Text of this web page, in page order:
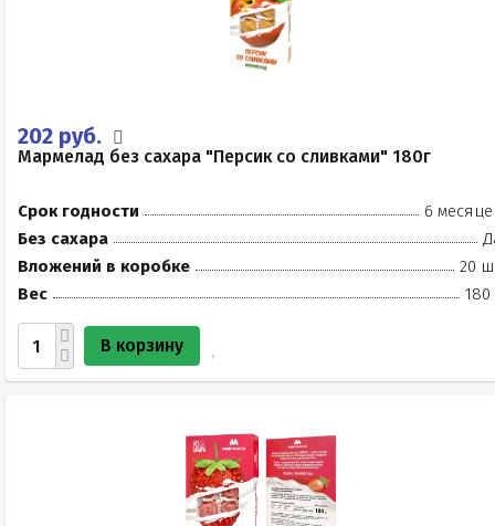
202 руб.
Мармелад без сахара "Персик со сливками" 180г
Срок годности
6
Без сахара
Вложений в коробке
20
Вес
180
В корзину